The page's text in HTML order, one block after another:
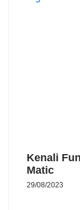
Kenali
Matic
29/08/2023